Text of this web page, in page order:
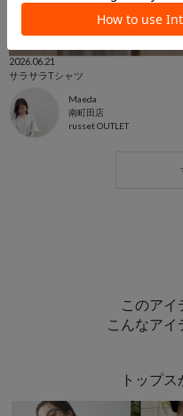
2026.06.21
サラサラTシャツ
Maeda
南町田店
russet OUTLET
このアイ
こんなアイ
トップ